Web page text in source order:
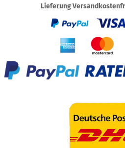
Lieferung